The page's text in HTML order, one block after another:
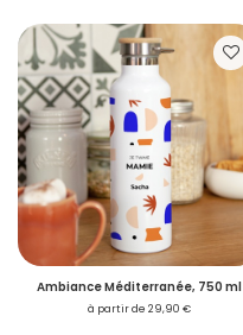
Ambiance Méditerranée, 750 ml
à partir de 29,90 €